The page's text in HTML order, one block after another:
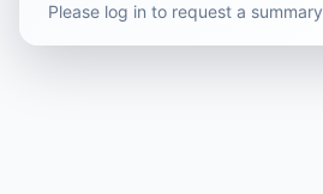
Please log in to request a summary